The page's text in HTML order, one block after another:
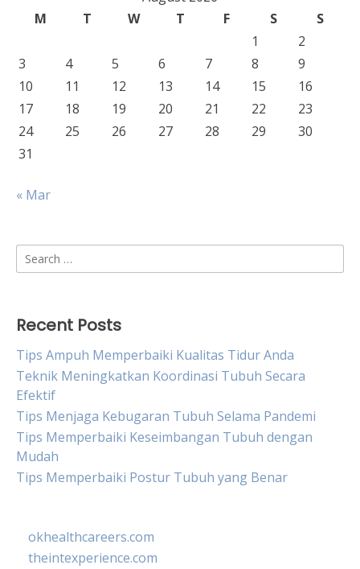
M
T W T F S
S
1
2
3
4 5 6 7 8
9
10
11 12 13 14 15
16
17
18 19 20 21 22
23
24
25 26 27 28 29
30
31
« Mar
Search
for:
Recent Posts
Tips Ampuh Memperbaiki Kualitas Tidur Anda
Teknik Meningkatkan Koordinasi Tubuh Secara
Efektif
Tips Menjaga Kebugaran Tubuh Selama Pandemi
Tips Memperbaiki Keseimbangan Tubuh dengan
Mudah
Tips Memperbaiki Postur Tubuh yang Benar
okhealthcareers.com
theintexperience.com